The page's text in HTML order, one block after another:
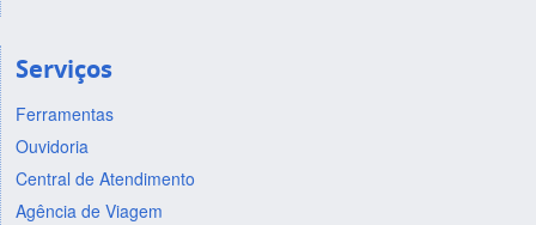
Serviços
Ferramentas
Ouvidoria
Central de Atendimento
Agência de Viagem